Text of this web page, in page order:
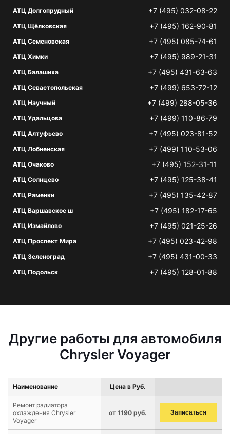
АТЦ Долгопрудный +7 (495) 032-08-22
АТЦ Щёлковская +7 (495) 162-90-81
АТЦ Семеновская +7 (495) 085-74-61
АТЦ Химки +7 (495) 989-21-31
АТЦ Балашиха +7 (495) 431-63-63
АТЦ Севастопольская +7 (499) 653-72-12
АТЦ Научный +7 (499) 288-05-36
АТЦ Удальцова +7 (499) 110-86-79
АТЦ Алтуфьево +7 (495) 023-81-52
АТЦ Лобненская +7 (499) 110-53-06
АТЦ Очаково +7 (495) 152-31-11
АТЦ Солнцево +7 (495) 125-38-41
АТЦ Раменки +7 (495) 135-42-87
АТЦ Варшавское ш +7 (495) 182-17-65
АТЦ Измайлово +7 (495) 021-25-26
АТЦ Проспект Мира +7 (495) 023-42-98
АТЦ Зеленоград +7 (495) 431-00-33
АТЦ Подольск +7 (495) 128-01-88
Другие работы для автомобиля
Chrysler Voyager
Наименование Цена в Руб.
Ремонт радиатора
охлаждения Chrysler
Voyager
от 1190 руб. Записаться